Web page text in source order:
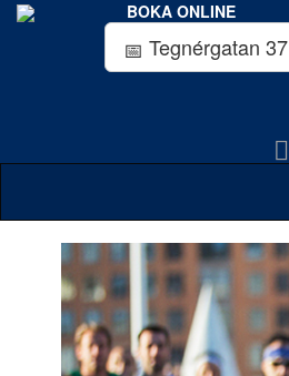
BOKA ONLINE
Tegnérgatan 37